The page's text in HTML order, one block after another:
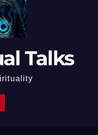
Talks